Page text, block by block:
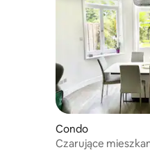
Condo
Czarujące